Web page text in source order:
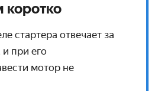
коротко
стартера отвечает за
и при его
мотор не